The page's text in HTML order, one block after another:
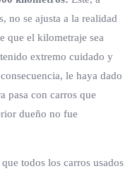
no se ajusta a la realidad
que el kilometraje sea
extremo cuidado y
le haya dado
pasa con carros que
dueño no fue
que todos los carros usados